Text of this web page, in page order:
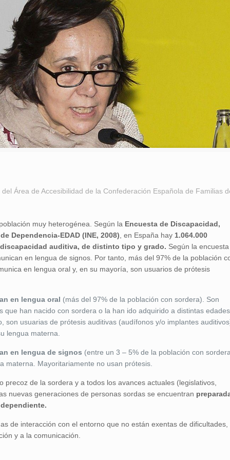
Área de Accesibilidad de la Confederación Española de Familias
muy heterogénea. Según la Encuesta de Discapacidad,
Dependencia-EDAD (INE, 2008) , en España hay 1.064.000
auditiva, de distinto tipo y grado. Según la encuesta
en lengua de signos. Por tanto, más del 97% de la población
en lengua oral y, en su mayoría, son usuarios de prótesis
en lengua oral (más del 97% de la población con sordera). Son
que han nacido con sordera o la han ido adquirido a distintas
son usuarias de prótesis auditivas (audífonos y/o implantes
lengua materna.
en lengua de signos (entre un 3 – 5% de la población con
materna. Mayoritariamente no usan prótesis.
precoz de la sordera y a todos los avances actuales (legislativos,
nuevas generaciones de personas sordas se encuentran
de interacción con el entorno que no están exentas de dificultades,
y a la comunicación.